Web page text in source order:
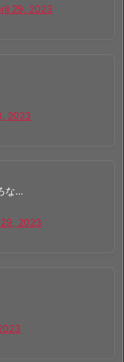
29, 2023
2023
な…
2023